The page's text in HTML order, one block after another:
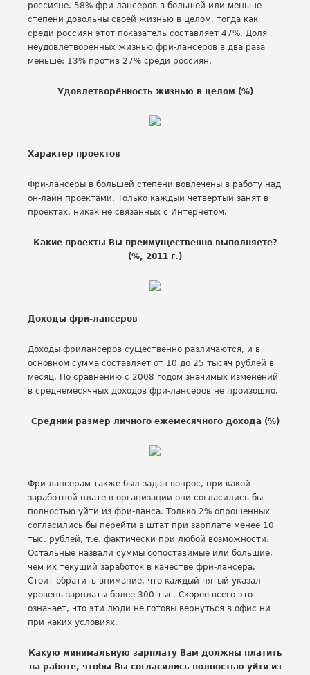
россияне. 58% фри-лансеров в большей или меньше
степени довольны своей жизнью в целом, тогда как
среди россиян этот показатель составляет 47%. Доля
неудовлетворенных жизнью фри-лансеров в два раза
меньше: 13% против 27% среди россиян.
Удовлетворённость жизнью в целом (%)
Характер проектов
Фри-лансеры в большей степени вовлечены в работу над
он-лайн проектами. Только каждый четвертый занят в
проектах, никак не связанных с Интернетом.
Какие проекты Вы преимущественно выполняете?
(%, 2011 г.)
Доходы фри-лансеров
Доходы фрилансеров существенно различаются, и в
основном сумма составляет от 10 до 25 тысяч рублей в
месяц. По сравнению с 2008 годом значимых изменений
в среднемесячных доходов фри-лансеров не произошло.
Средний размер личного ежемесячного дохода (%)
Фри-лансерам также был задан вопрос, при какой
заработной плате в организации они согласились бы
полностью уйти из фри-ланса. Только 2% опрошенных
согласились бы перейти в штат при зарплате менее 10
тыс. рублей, т.е. фактически при любой возможности.
Остальные назвали суммы сопоставимые или большие,
чем их текущий заработок в качестве фри-лансера.
Стоит обратить внимание, что каждый пятый указал
уровень зарплаты более 300 тыс. Скорее всего это
означает, что эти люди не готовы вернуться в офис ни
при каких условиях.
Какую минимальную зарплату Вам должны платить
на работе, чтобы Вы согласились полностью уйти из